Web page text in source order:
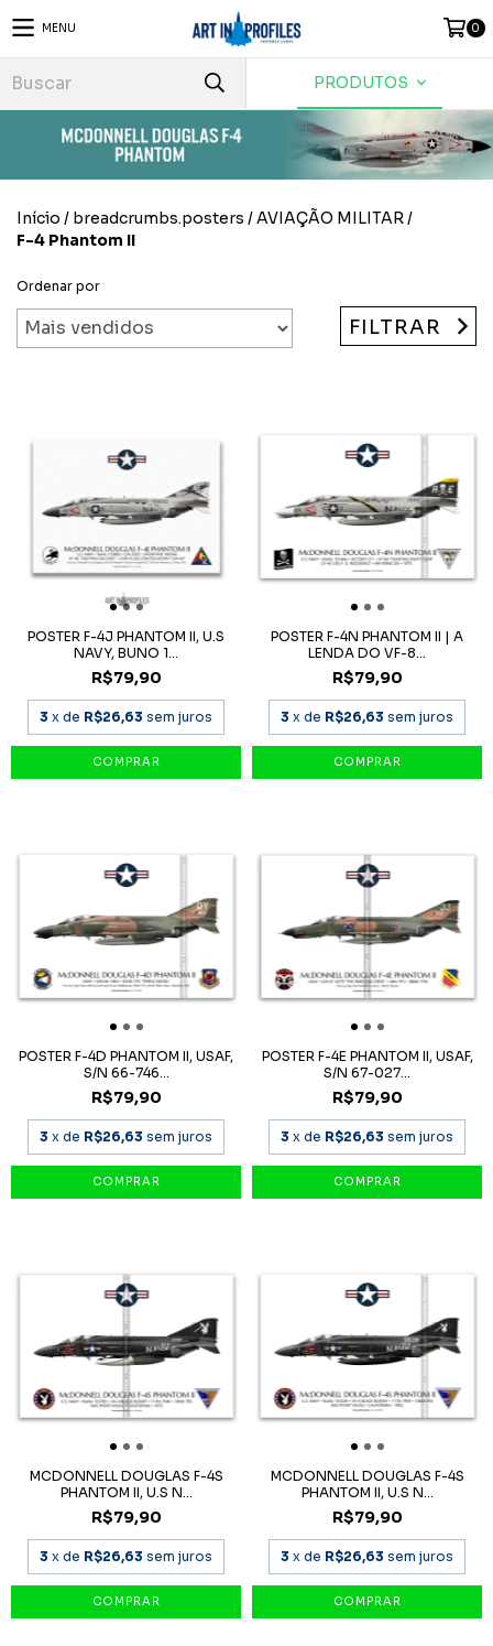
MENU 0
PRODUTOS
Início / breadcrumbs.posters /AVIAÇÃO MILITAR /
F-4 Phantom II
Ordenar por
FILTRAR
POSTER F-4J PHANTOM II, U.S
NAVY, BUNO 1...
R$79,90
3 x de R$26,63 sem juros
POSTER F-4N PHANTOM II | A
LENDA DO VF-8...
R$79,90
3 x de R$26,63 sem juros
POSTER F-4D PHANTOM II, USAF,
S/N 66-746...
R$79,90
3 x de R$26,63 sem juros
POSTER F-4E PHANTOM II, USAF,
S/N 67-027...
R$79,90
3 x de R$26,63 sem juros
MCDONNELL DOUGLAS F-4S
PHANTOM II, U.S N...
R$79,90
3 x de R$26,63 sem juros
MCDONNELL DOUGLAS F-4S
PHANTOM II, U.S N...
R$79,90
3 x de R$26,63 sem juros